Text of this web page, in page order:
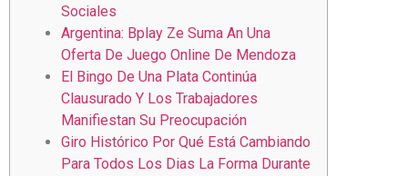
Sociales
Argentina: Bplay Ze Suma An Una
Oferta De Juego Online De Mendoza
El Bingo De Una Plata Continúa
Clausurado Y Los Trabajadores
Manifiestan Su Preocupación
Giro Histórico Por Qué Está Cambiando
Para Todos Los Dias La Forma Durante